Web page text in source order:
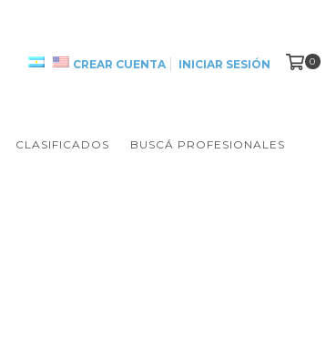
CREAR CUENTA INICIAR SESIÓN 0
CLASIFICADOS BUSCÁ PROFESIONALES